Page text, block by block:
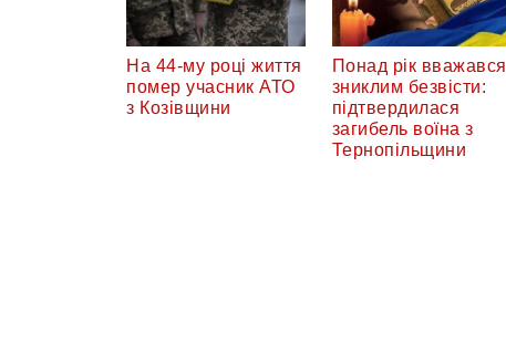
На 44-му році життя
помер учасник АТО
з Козівщини
Понад рік вважався
зниклим безвісти:
підтвердилася
загибель воїна з
Тернопільщини